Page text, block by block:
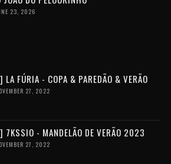
23, 2026
LA FÚRIA - COPA & PAREDÃO & VERÃO
27, 2022
7KSSIO - MANDELÃO DE VERÃO 2023
27, 2022